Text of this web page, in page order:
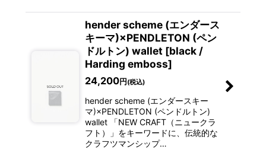
hender scheme (エンダース
キーマ)×PENDLETON (ペン
ドルトン) wallet [black /
Harding emboss]
24,200円 (税込)
hender scheme (エンダースキー
マ)×PENDLETON (ペンドルトン)
wallet 「NEW CRAFT（ニュークラ
フト）」をキーワードに、伝統的な
クラフツマンシップ…